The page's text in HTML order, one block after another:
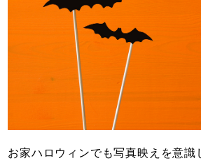
お家ハロウィンでも写真映えを意識